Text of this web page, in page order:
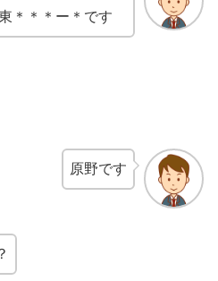
＊＊＊ー＊です
原野です